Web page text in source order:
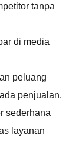
tanpa
di media
peluang
penjualan.
sederhana
layanan